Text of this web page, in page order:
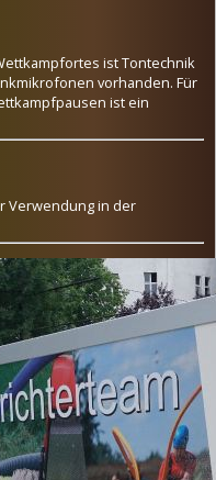
ist Tontechnik
vorhanden. Für
ist ein
Verwendung in der